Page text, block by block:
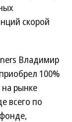
скорой
Владимир
100%
рынке
всего по